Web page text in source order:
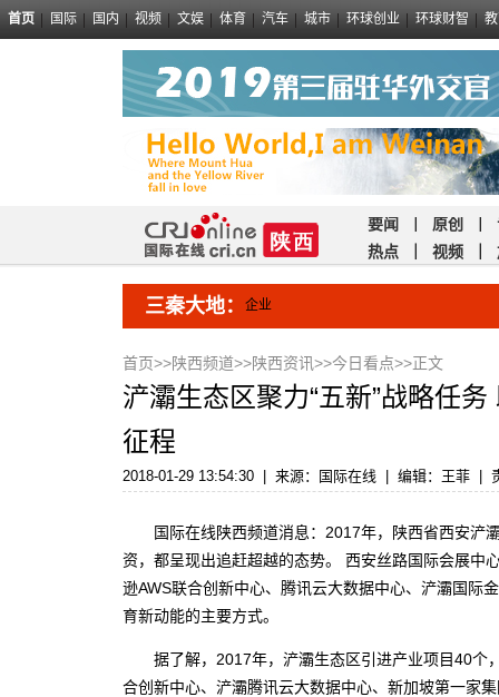
首页 国际 国内 视频 文娱 体育 汽车 城市 环球创业 环球财智
要闻 原创
热点
视频
三秦大地： 企业
首页>>陕西频道>>陕西资讯>>今日看点>>正文
浐灞生态区聚力“五新”战略任
征程
2018-01-29 13:54:30 来源：国际在线 编辑：王菲
国际在线陕西频道消息：2017年，陕西省西安浐
资，都呈现出追赶超越的态势。 西安丝路国际会展中
逊AWS联合创新中心、腾讯云大数据中心、浐灞国
育新动能的主要方式。
据了解，2017年，浐灞生态区引进产业项目40个
合创新中心、浐灞腾讯云大数据中心、新加坡第一家